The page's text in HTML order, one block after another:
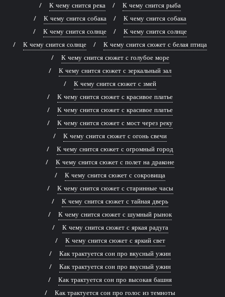
К чему снится река
К чему снится рыба
К чему снится собака
К чему снится собака
К чему снится солнце
К чему снится солнце
К чему снится солнце
К чему снится сюжет с белая птица
К чему снится сюжет с голубое море
К чему снится сюжет с зеркальный зал
К чему снится сюжет с змей
К чему снится сюжет с красивое платье
К чему снится сюжет с красивое платье
К чему снится сюжет с мост через реку
К чему снится сюжет с огонь свечи
К чему снится сюжет с огромный город
К чему снится сюжет с полет на драконе
К чему снится сюжет с сокровища
К чему снится сюжет с старинные часы
К чему снится сюжет с тайная дверь
К чему снится сюжет с шумный рынок
К чему снится сюжет с яркая радуга
К чему снится сюжет с яркий свет
Как трактуется сон про вкусный ужин
Как трактуется сон про вкусный ужин
Как трактуется сон про высокая башня
Как трактуется сон про голос из темноты